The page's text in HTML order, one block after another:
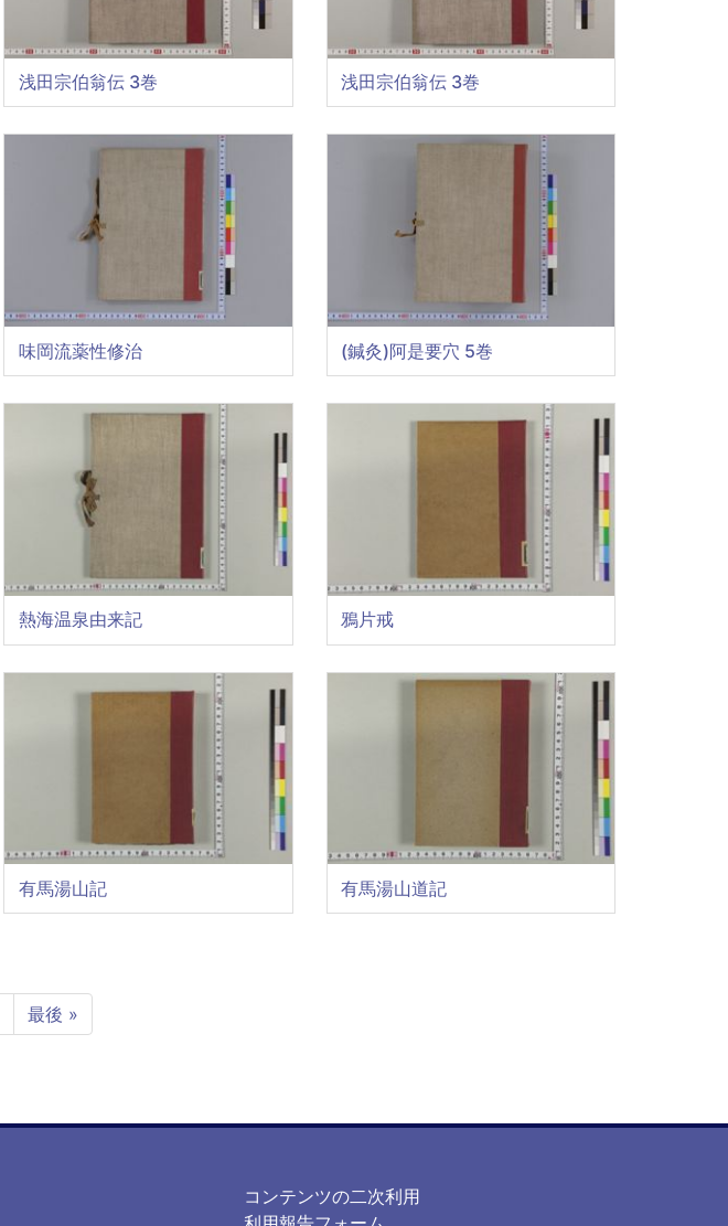
浅田宗伯翁伝 3巻 浅田宗伯翁伝 3巻
味岡流薬性修治 (鍼灸)阿是要穴 5巻
熱海温泉由来記 鴉片戒
有馬湯山記 有馬湯山道記
最
終
ジ
最後 »
コンテンツの二次利用